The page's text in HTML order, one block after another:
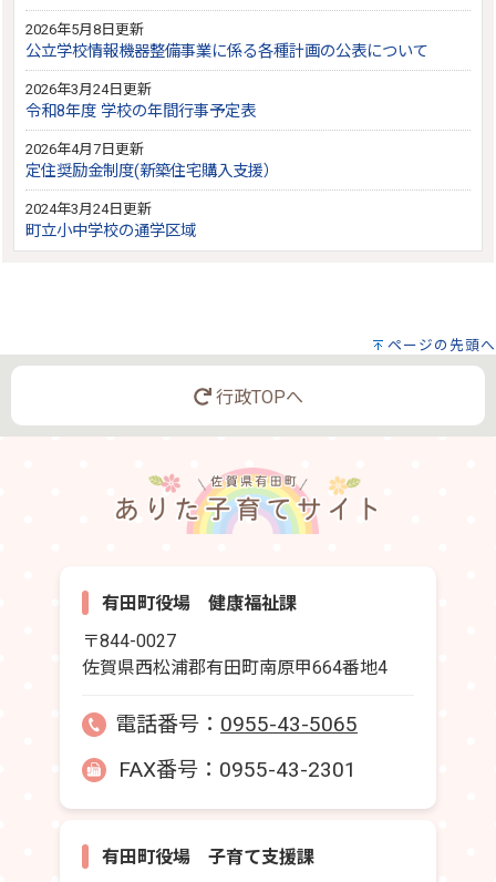
2026年5月8日更新
公立学校情報機器整備事業に係る各種計画の公表について
2026年3月24日更新
令和8年度 学校の年間行事予定表
2026年4月7日更新
定住奨励金制度(新築住宅購入支援）
2024年3月24日更新
町立小中学校の通学区域
ページの先頭へ
行政TOPへ
有田町役場 健康福祉課
〒844-0027
佐賀県西松浦郡有田町南原甲664番地4
電話番号： 0955-43-5065
FAX番号：0955-43-2301
有田町役場 子育て支援課